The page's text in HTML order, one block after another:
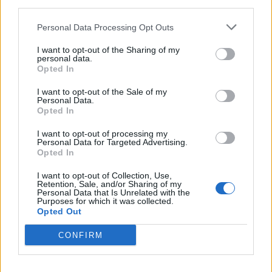
Personal Data Processing Opt Outs
I want to opt-out of the Sharing of my
personal data.
Opted In
I want to opt-out of the Sale of my
Personal Data.
Opted In
I want to opt-out of processing my
Personal Data for Targeted Advertising.
Opted In
I want to opt-out of Collection, Use,
Retention, Sale, and/or Sharing of my
Personal Data that Is Unrelated with the
Purposes for which it was collected.
Opted Out
CONFIRM
Ο Πάπας Λέων ΙΔ’ και η εγκύκλιος για την
Τεχνητή Νοημοσύνη, τη δημοκρατία και τη
συγκέντρωση ισχύος
02.06.26
Στην πρώτη του εγκύκλιο "Magnifica Humanitas", ο Πάπας
Λέων ΙΔ’ χρησιμοποιεί την ΤΝ ως αφετηρία για να